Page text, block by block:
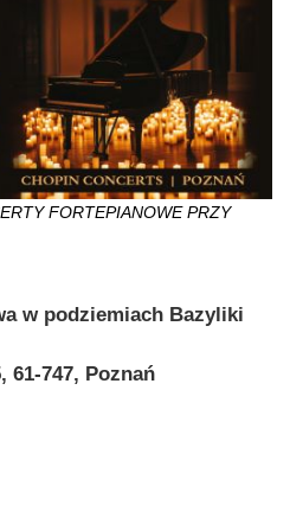
FORTEPIANOWE PRZY
w podziemiach Bazyliki
61-747, Poznań